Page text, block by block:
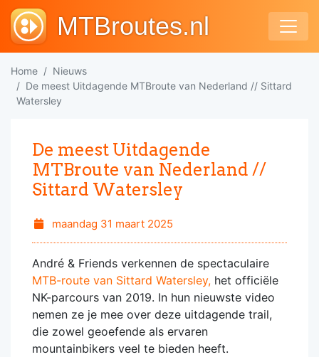
MTBroutes.nl
Home
Nieuws
De meest Uitdagende MTBroute van Nederland // Sittard
Watersley
De meest Uitdagende
MTBroute van Nederland //
Sittard Watersley
maandag 31 maart 2025
André & Friends verkennen de spectaculaire
MTB-route van Sittard Watersley, het officiële
NK-parcours van 2019. In hun nieuwste video
nemen ze je mee over deze uitdagende trail,
die zowel geoefende als ervaren
mountainbikers veel te bieden heeft.